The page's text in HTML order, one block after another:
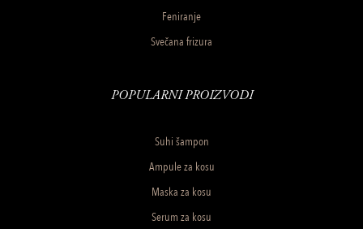
Feniranje
Svečana frizura
POPULARNI PROIZVODI
Suhi šampon
Ampule za kosu
Maska za kosu
Serum za kosu